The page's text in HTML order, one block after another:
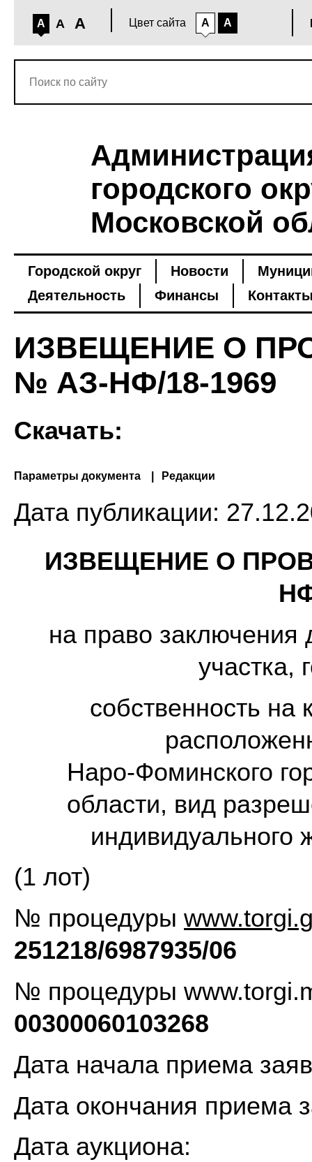
A A A Цвет сайта A A
городского
Московской
Городской округ Новости
Деятельность
Финансы
ИЗВЕЩЕНИЕ О
№ АЗ-НФ/18-1969
Скачать:
Параметры документа Редакции
Дата публикации:
ИЗВЕЩЕНИЕ О
на право заключения
участка,
собственность на
Наро-Фоминского
области, вид
индивидуального
(1 лот)
№ процедуры
251218/6987935/06
№ процедуры
00300060103268
Дата начала
Дата окончания
Дата